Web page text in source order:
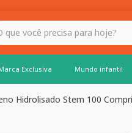
hoje?
Exclusiva Mundo infantil
Hidrolisado Stem 100